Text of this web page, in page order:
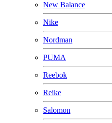
New Balance
Nike
Nordman
PUMA
Reebok
Reike
Salomon